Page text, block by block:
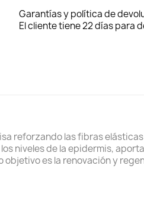
Garantías y política de
El cliente tiene 22 días para
reforzando las fibras
niveles de la epidermis,
es la renovación y